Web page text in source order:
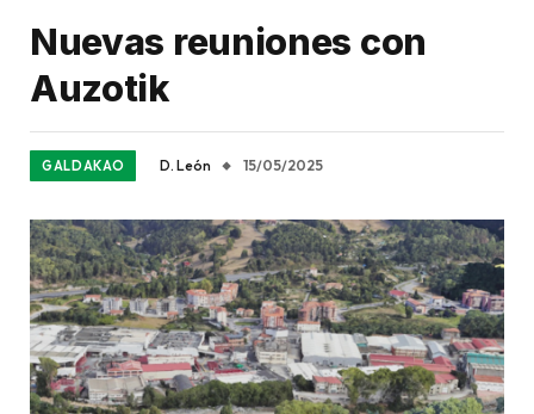
Nuevas reuniones con
Auzotik
GALDAKAO D. León 15/05/2025